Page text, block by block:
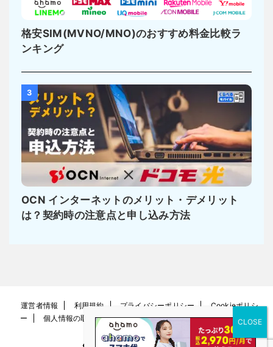
格安SIM(MVNO/MNO)のおすすめ料金比較ラ
ンキング
3
OCN インターネットのメリット・デメリット
は？契約時の注意点と申し込み方法
運営者情報 利用規約 プライバシーポリシー
Cookieポリシ
ー
個人情報の取り扱い方針 お問い合わせ サイトマップ